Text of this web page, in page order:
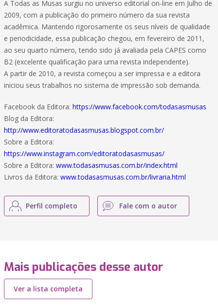
A Todas as Musas surgiu no universo editorial on-line em Julho de
2009, com a publicação do primeiro número da sua revista
acadêmica. Mantendo rigorosamente os seus níveis de qualidade
e periodicidade, essa publicação chegou, em fevereiro de 2011,
ao seu quarto número, tendo sido já avaliada pela CAPES como
B2 (excelente qualificação para uma revista independente).
A partir de 2010, a revista começou a ser impressa e a editora
iniciou seus trabalhos no sistema de impressão sob demanda.
Facebook da Editora: https://www.facebook.com/todasasmusas
Blog da Editora:
http://www.editoratodasasmusas.blogspot.com.br/
Sobre a Editora:
https://www.instagram.com/editoratodasasmusas/
Sobre a Editora: www.todasasmusas.com.br/index.html
Livros da Editora: www.todasasmusas.com.br/livraria.html
Perfil completo Fale com o autor
Mais publicações desse autor
Ver a lista completa